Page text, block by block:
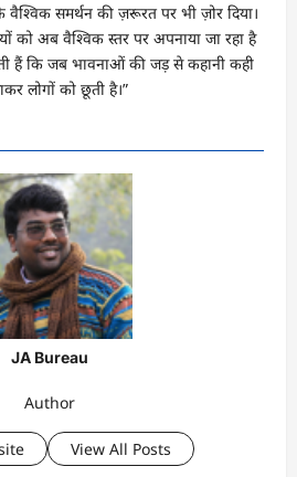
वैश्विक समर्थन की ज़रूरत पर भी ज़ोर दिया।
को अब वैश्विक स्तर पर अपनाया जा रहा है
हैं कि जब भावनाओं की जड़ से कहानी कही
लोगों को छूती है।”
JA Bureau
Author
View All Posts